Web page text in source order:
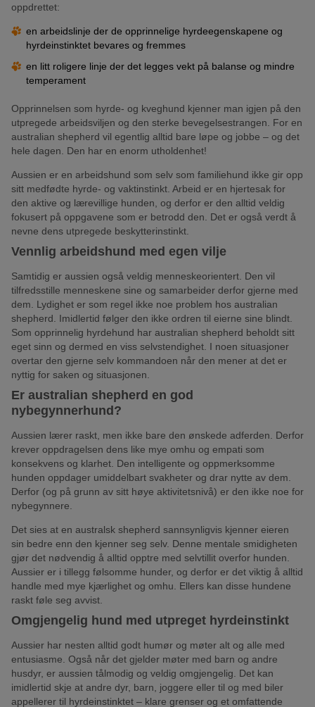
oppdrettet:
en arbeidslinje der de opprinnelige hyrdeegenskapene og
hyrdeinstinktet bevares og fremmes
en litt roligere linje der det legges vekt på balanse og mindre
temperament
Opprinnelsen som hyrde- og kveghund kjenner man igjen på den
utpregede arbeidsviljen og den sterke bevegelsestrangen. For en
australian shepherd vil egentlig alltid bare løpe og jobbe – og det
hele dagen. Den har en enorm utholdenhet!
Aussien er en arbeidshund som selv som familiehund ikke gir opp
sitt medfødte hyrde- og vaktinstinkt. Arbeid er en hjertesak for
den aktive og lærevillige hunden, og derfor er den alltid veldig
fokusert på oppgavene som er betrodd den. Det er også verdt å
nevne dens utpregede beskytterinstinkt.
Vennlig arbeidshund med egen vilje
Samtidig er aussien også veldig menneskeorientert. Den vil
tilfredsstille menneskene sine og samarbeider derfor gjerne med
dem. Lydighet er som regel ikke noe problem hos australian
shepherd. Imidlertid følger den ikke ordren til eierne sine blindt.
Som opprinnelig hyrdehund har australian shepherd beholdt sitt
eget sinn og dermed en viss selvstendighet. I noen situasjoner
overtar den gjerne selv kommandoen når den mener at det er
nyttig for saken og situasjonen.
Er australian shepherd en god
nybegynnerhund?
Aussien lærer raskt, men ikke bare den ønskede adferden. Derfor
krever oppdragelsen dens like mye omhu og empati som
konsekvens og klarhet. Den intelligente og oppmerksomme
hunden oppdager umiddelbart svakheter og drar nytte av dem.
Derfor (og på grunn av sitt høye aktivitetsnivå) er den ikke noe for
nybegynnere.
Det sies at en australsk shepherd sannsynligvis kjenner eieren
sin bedre enn den kjenner seg selv. Denne mentale smidigheten
gjør det nødvendig å alltid opptre med selvtillit overfor hunden.
Aussier er i tillegg følsomme hunder, og derfor er det viktig å alltid
handle med mye kjærlighet og omhu. Ellers kan disse hundene
raskt føle seg avvist.
Omgjengelig hund med utpreget hyrdeinstinkt
Aussier har nesten alltid godt humør og møter alt og alle med
entusiasme. Også når det gjelder møter med barn og andre
husdyr, er aussien tålmodig og veldig omgjengelig. Det kan
imidlertid skje at andre dyr, barn, joggere eller til og med biler
appellerer til hyrdeinstinktet – klare grenser og et omfattende